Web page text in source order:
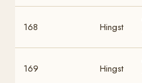
168 Hingst
169 Hingst